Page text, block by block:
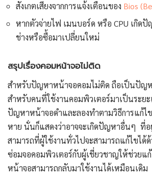
สังเกตเสียงจากการแจ้งเตือนของ Bios
หากตัวจ่ายไฟ เมนบอร์ด หรือ CPU เกิด
ช่างหรือซื้อมาเปลี่ยนใหม่
สรุปเรื่องคอมหน้าจอไม่ติด
สำหรับปัญหาหน้าจอคอมไม่ติด ถือเป็นปัญ
สำหรับคนที่ใช้งานคอมพิวเตอร์มาเป็นระยะ
ปัญหาหน้าจอดำและลองทำตามวิธีการแก้ไ
หาย นั่นก็แสดงว่าอาจจะเกิดปัญหาอื่นๆ ที่
สามารถที่ผู้ใช้งานทั่วไปจะสามารถแก้ไขได้ด้
ซ่อมจอคอมพิวเตอร์กับผู้เชี่ยวชาญให้ช่วยแ
หน้าจอสามารถกลับมาใช้งานได้เหมือนเดิม